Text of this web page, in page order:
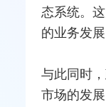
态系统。
的业务发展
与此同时
市场的发